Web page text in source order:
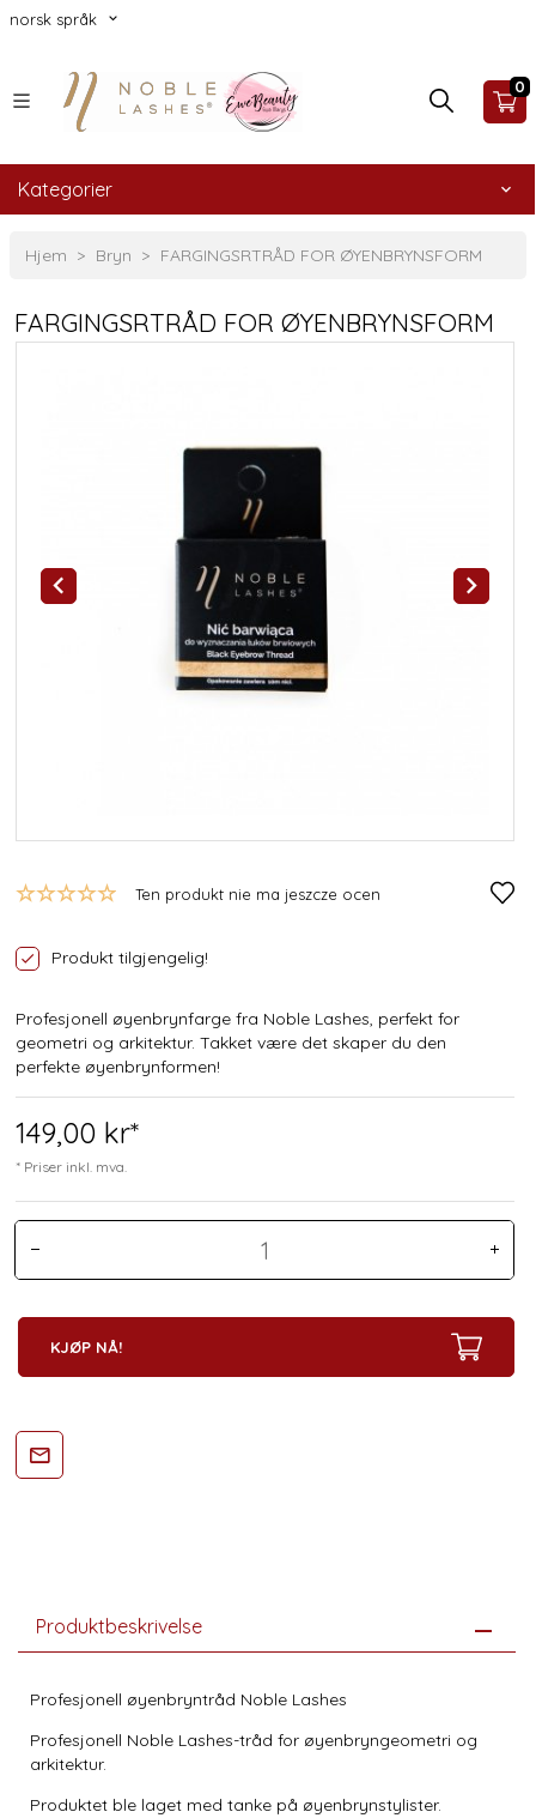
norsk språk
0
Kategorier
Hjem Bryn FARGINGSRTRÅD FOR ØYENBRYNSFORM
FARGINGSRTRÅD FOR ØYENBRYNSFORM
Ten produkt nie ma jeszcze ocen
Produkt tilgjengelig!
Profesjonell øyenbrynfarge fra Noble Lashes, perfekt for
geometri og arkitektur. Takket være det skaper du den
perfekte øyenbrynformen!
149,00 kr*
* Priser inkl. mva.
KJØP NÅ!
Produktbeskrivelse
Profesjonell øyenbryntråd Noble Lashes
Profesjonell Noble Lashes-tråd for øyenbryngeometri og
arkitektur.
Produktet ble laget med tanke på øyenbrynstylister.